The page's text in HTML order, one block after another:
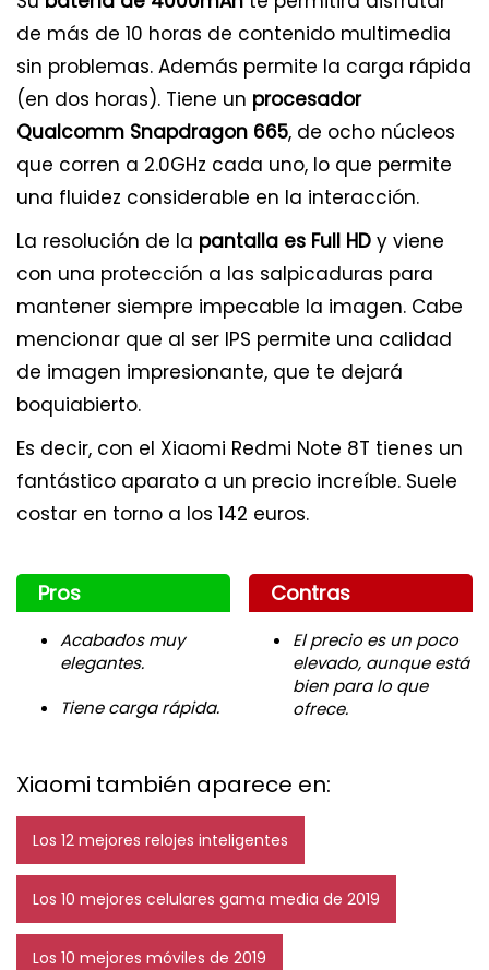
de más de 10 horas de contenido multimedia
sin problemas. Además permite la carga rápida
(en dos horas). Tiene un procesador
Qualcomm Snapdragon 665, de ocho núcleos
que corren a 2.0GHz cada uno, lo que permite
una fluidez considerable en la interacción.
La resolución de la pantalla es Full HD y viene
con una protección a las salpicaduras para
mantener siempre impecable la imagen. Cabe
mencionar que al ser IPS permite una calidad
de imagen impresionante, que te dejará
boquiabierto.
Es decir, con el Xiaomi Redmi Note 8T tienes un
fantástico aparato a un precio increíble. Suele
costar en torno a los 142 euros.
Pros
Acabados muy
elegantes.
Tiene carga rápida.
Contras
El precio es un poco
elevado, aunque está
bien para lo que
ofrece.
Xiaomi también aparece en:
Los 12 mejores relojes inteligentes
Los 10 mejores celulares gama media de 2019
Los 10 mejores móviles de 2019